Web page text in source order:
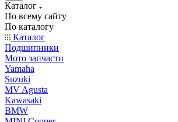
Каталог
По всему сайту
По каталогу
Каталог
Подшипники
Мото запчасти
Yamaha
Suzuki
MV Agusta
Kawasaki
BMW